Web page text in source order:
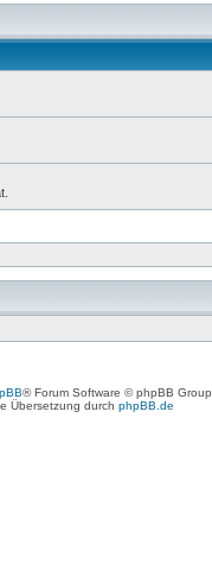
® Forum Software © phpBB Group
Übersetzung durch phpBB.de